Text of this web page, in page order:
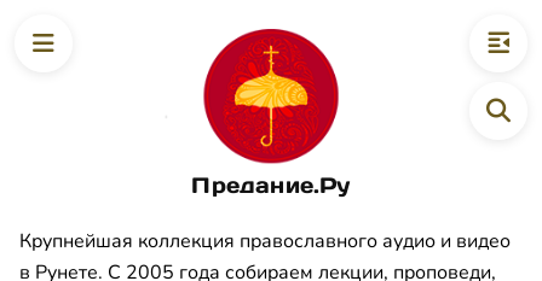
Предание.Ру
Крупнейшая коллекция православного аудио и видео
в Рунете. С 2005 года собираем лекции, проповеди,